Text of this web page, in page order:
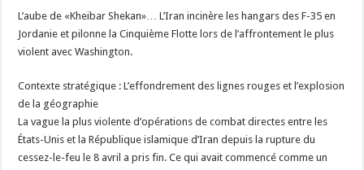
L’aube de «Kheibar Shekan»… L’Iran incinère les hangars des F-35 en
Jordanie et pilonne la Cinquième Flotte lors de l’affrontement le plus
violent avec Washington.
Contexte stratégique : L’effondrement des lignes rouges et l’explosion
de la géographie
La vague la plus violente d’opérations de combat directes entre les
États-Unis et la République islamique d’Iran depuis la rupture du
cessez-le-feu le 8 avril a pris fin. Ce qui avait commencé comme un